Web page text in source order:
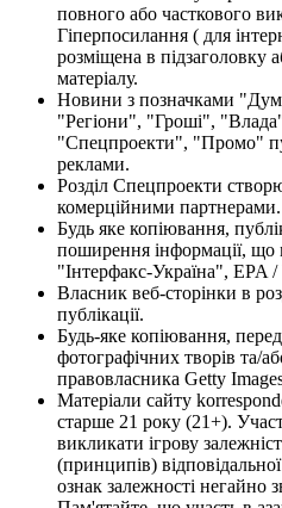
повного або часткового
Гіперпосилання ( для
розміщена в підзаголовку
матеріалу.
Новини з позначками
"Регіони", "Гроші",
"Спецпроекти", "Промо"
реклами.
Розділ Спецпроекти
комерційними партнерами.
Будь яке копіювання,
поширення інформації, що
"Інтерфакс-Україна", EPA
Власник веб-сторінки в
публікації.
Будь-яке копіювання,
фотографічних творів та/
правовласника Getty
Матеріали сайту
старше 21 року (21+).
викликати ігрову
(принципів)
ознак залежності негайно